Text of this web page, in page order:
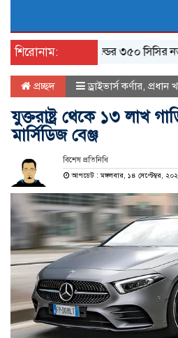
শিরোনাম:
র‌য়্যাল এনফিল্ডের ৩৫০ সিসির নতুন
প্রচ্ছদ ড্রাইভার্স কর্ণার, প্রধান
যুক্তরাষ্ট্র থেকে ১৩ লাখ
মার্সিডিজ বেঞ্জ
বিশেষ প্রতিনিধি
আপডেট : মঙ্গলবার, ১৪ সেপ্টেম্বর,